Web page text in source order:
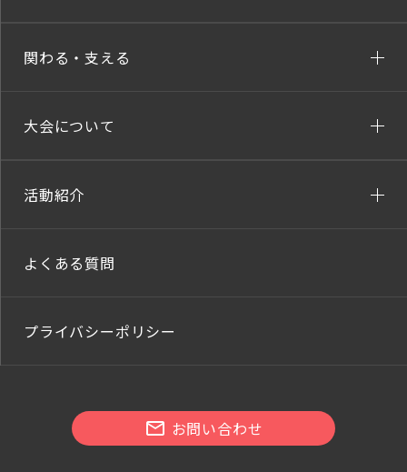
関わる・支える
大会について
活動紹介
よくある質問
プライバシーポリシー
お問い合わせ